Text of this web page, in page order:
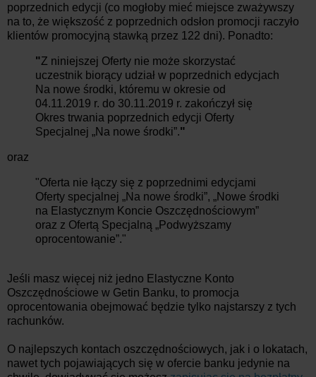
poprzednich edycji (co mogłoby mieć miejsce zważywszy
na to, że większość z poprzednich odsłon promocji raczyło
klientów promocyjną stawką przez 122 dni). Ponadto:
"Z niniejszej Oferty nie może skorzystać
uczestnik biorący udział w poprzednich edycjach
Na nowe środki, któremu w okresie od
04.11.2019 r. do 30.11.2019 r. zakończył się
Okres trwania poprzednich edycji Oferty
Specjalnej „Na nowe środki”."
oraz
"Oferta nie łączy się z poprzednimi edycjami
Oferty specjalnej „Na nowe środki”, „Nowe środki
na Elastycznym Koncie Oszczędnościowym”
oraz z Ofertą Specjalną „Podwyższamy
oprocentowanie”."
Jeśli masz więcej niż jedno Elastyczne Konto
Oszczędnościowe w Getin Banku, to promocja
oprocentowania obejmować będzie tylko najstarszy z tych
rachunków.
O najlepszych kontach oszczędnościowych, jak i o lokatach,
nawet tych pojawiających się w ofercie banku jedynie na